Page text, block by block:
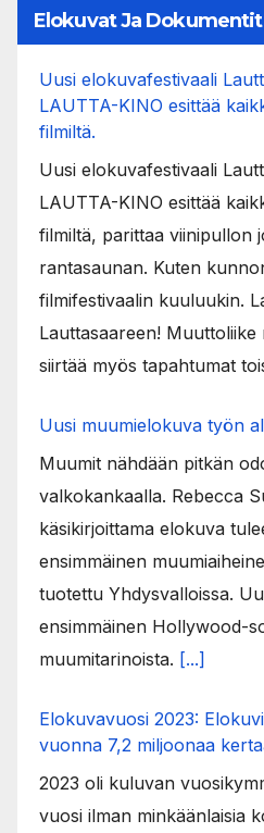
Elokuvat Ja Dokumentit
Uusi elokuvafestivaali
LAUTTA-KINO esittää
filmiltä.
Uusi elokuvafestivaali
LAUTTA-KINO esittää
filmiltä, parittaa viinipullon
rantasaunan. Kuten
filmifestivaalin kuuluukin.
Lauttasaareen!
siirtää myös tapahtumat
Uusi muumielokuva työn
Muumit nähdään pitkän
valkokankaalla. Rebecca
käsikirjoittama elokuva
ensimmäinen
tuotettu Yhdysvalloissa.
ensimmäinen Hollywood-
muumitarinoista. [...]
Elokuvavuosi 2023:
vuonna 7,2 miljoonaa
2023 oli kuluvan
vuosi ilman minkäänlaisia